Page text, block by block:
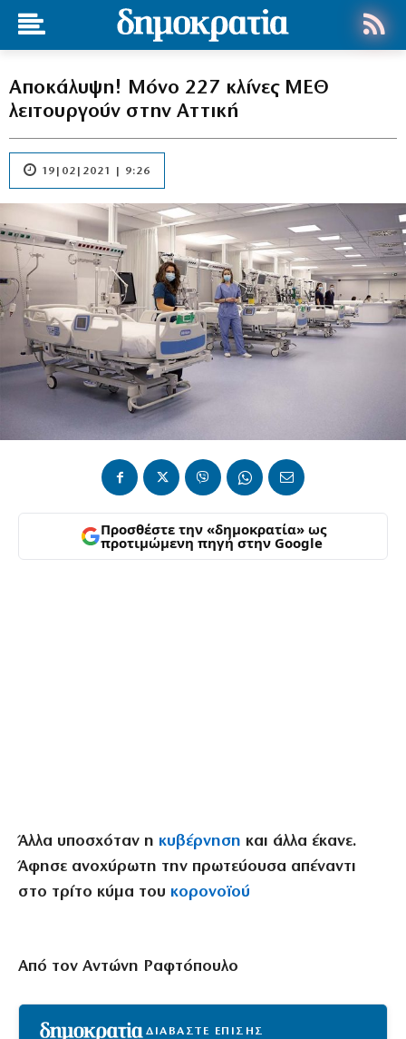
Αποκάλυψη! Μόνο 227 κλίνες ΜΕΘ
λειτουργούν στην Αττική
19|02|2021 | 9:26
Προσθέστε την «δημοκρατία» ως
προτιμώμενη πηγή στην Google
Άλλα υποσχόταν η κυβέρνηση και άλλα έκανε.
Άφησε ανοχύρωτη την πρωτεύουσα απέναντι
στο τρίτο κύμα του κορονοϊού
Από τον Αντώνη Ραφτόπουλο
ΔΙΑΒΑΣΤΕ ΕΠΙΣΗΣ